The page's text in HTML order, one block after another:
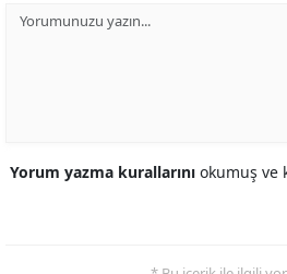
Yorum yazma kurallarını okumuş ve